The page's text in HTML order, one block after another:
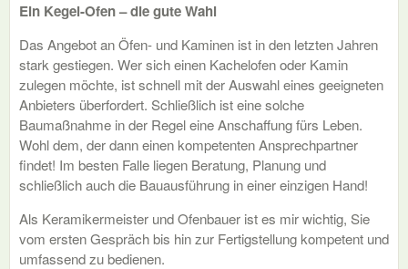
Ein Kegel-Ofen – die gute Wahl
Das Angebot an Öfen- und Kaminen ist in den letzten Jahren
stark gestiegen. Wer sich einen Kachelofen oder Kamin
zulegen möchte, ist schnell mit der Auswahl eines geeigneten
Anbieters überfordert. Schließlich ist eine solche
Baumaßnahme in der Regel eine Anschaffung fürs Leben.
Wohl dem, der dann einen kompetenten Ansprechpartner
findet! Im besten Falle liegen Beratung, Planung und
schließlich auch die Bauausführung in einer einzigen Hand!
Als Keramikermeister und Ofenbauer ist es mir wichtig, Sie
vom ersten Gespräch bis hin zur Fertigstellung kompetent und
umfassend zu bedienen.